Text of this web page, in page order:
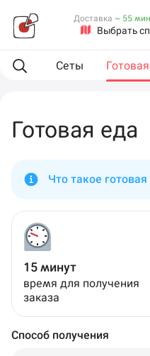
Выбрать
Доставка ~ 55 мин
Сеты
Готовая еда
Что такое
15 минут
время для получения
заказа
Способ получения